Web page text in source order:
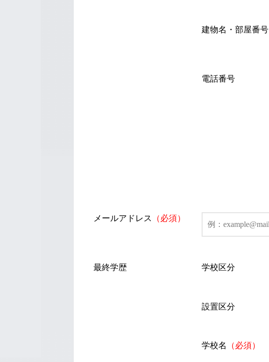
建物名・部屋番号
電話番号
メールアドレス （必須）
最終学歴 学校区分
設置区分
学校名 （必須）